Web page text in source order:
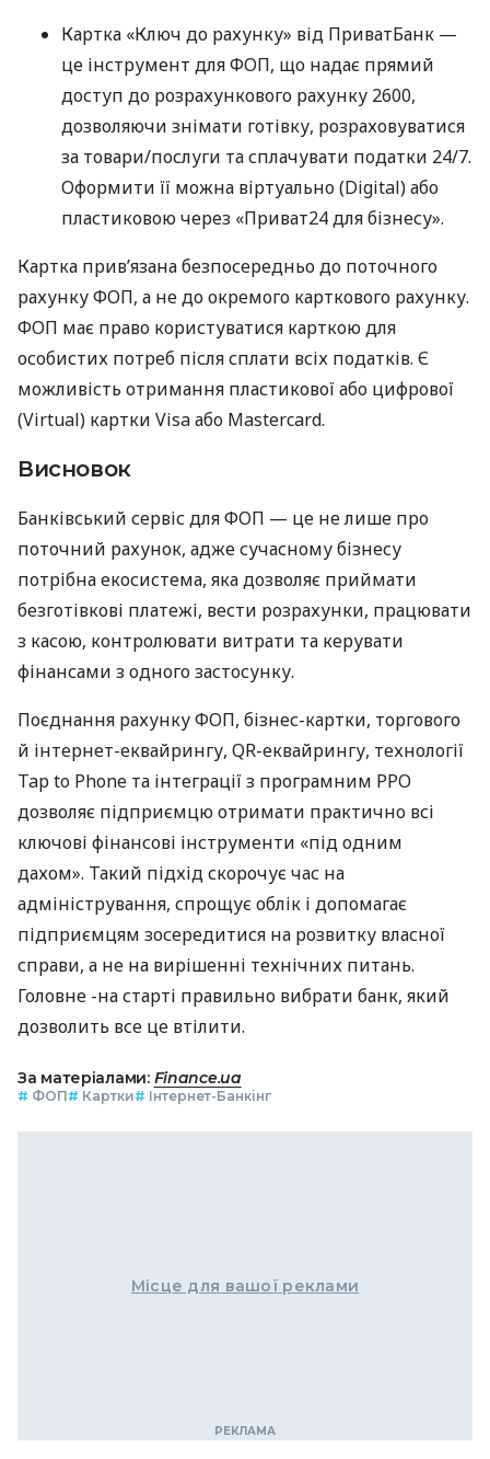
Картка «Ключ до рахунку» від ПриватБанк —
це інструмент для ФОП, що надає прямий
доступ до розрахункового рахунку 2600,
дозволяючи знімати готівку, розраховуватися
за товари/послуги та сплачувати податки 24/7.
Оформити її можна віртуально (Digital) або
пластиковою через «Приват24 для бізнесу».
Картка прив’язана безпосередньо до поточного
рахунку ФОП, а не до окремого карткового рахунку.
ФОП має право користуватися карткою для
особистих потреб після сплати всіх податків. Є
можливість отримання пластикової або цифрової
(Virtual) картки Visa або Mastercard.
Висновок
Банківський сервіс для ФОП — це не лише про
поточний рахунок, адже сучасному бізнесу
потрібна екосистема, яка дозволяє приймати
безготівкові платежі, вести розрахунки, працювати
з касою, контролювати витрати та керувати
фінансами з одного застосунку.
Поєднання рахунку ФОП, бізнес-картки, торгового
й інтернет-еквайрингу, QR-еквайрингу, технології
Tap to Phone та інтеграції з програмним РРО
дозволяє підприємцю отримати практично всі
ключові фінансові інструменти «під одним
дахом». Такий підхід скорочує час на
адміністрування, спрощує облік і допомагає
підприємцям зосередитися на розвитку власної
справи, а не на вирішенні технічних питань.
Головне -на старті правильно вибрати банк, який
дозволить все це втілити.
За матеріалами: Finance.ua
# ФОП# Картки# Інтернет-Банкінг
Місце для вашої реклами